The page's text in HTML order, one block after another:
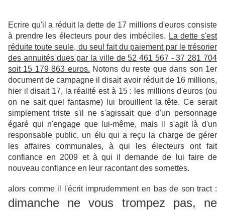
Ecrire qu'il a réduit la dette de 17 millions d'euros consiste
à prendre les électeurs pour des imbéciles. La dette s'est
réduite toute seule, du seul fait du paiement par le trésorier
des annuités dues par la ville de 52 461 567 - 37 281 704
soit 15 179 863 euros. Notons du reste que dans son 1er
document de campagne il disait avoir réduit de 16 millions,
hier il disait 17, la réalité est à 15 : les millions d'euros (ou
on ne sait quel fantasme) lui brouillent la tête. Ce serait
simplement triste s'il ne s'agissait que d'un personnage
égaré qui n'engage que lui-même, mais il s'agit là d'un
responsable public, un élu qui a reçu la charge de gérer
les affaires communales, à qui les électeurs ont fait
confiance en 2009 et à qui il demande de lui faire de
nouveau confiance en leur racontant des sornettes.
alors comme il l'écrit imprudemment en bas de son tract :
dimanche ne vous trompez pas, ne